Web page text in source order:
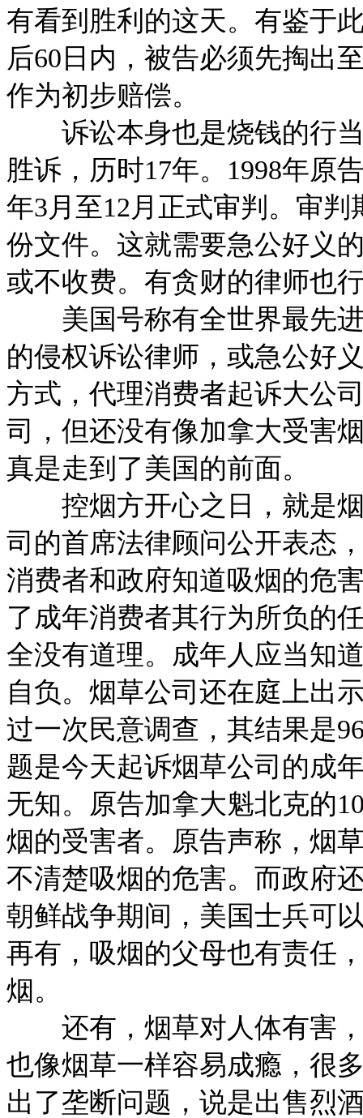
有看到胜利的这天。有鉴于
后60日内，被告必须先掏出
作为初步赔偿。
诉讼本身也是烧钱的行当
胜诉，历时17年。1998年原
年3月至12月正式审判。审判
份文件。这就需要急公好义
或不收费。有贪财的律师也
美国号称有全世界最先进
的侵权诉讼律师，或急公好
方式，代理消费者起诉大公
司，但还没有像加拿大受害
真是走到了美国的前面。
控烟方开心之日，就是烟
司的首席法律顾问公开表态
消费者和政府知道吸烟的危
了成年消费者其行为所负的
全没有道理。成年人应当知
自负。烟草公司还在庭上出
过一次民意调查，其结果是
题是今天起诉烟草公司的成
无知。原告加拿大魁北克的
烟的受害者。原告声称，烟
不清楚吸烟的危害。而政府
朝鲜战争期间，美国士兵可
再有，吸烟的父母也有责任
烟。
还有，烟草对人体有害，
也像烟草一样容易成瘾，很
出了垄断问题，说是出售烈